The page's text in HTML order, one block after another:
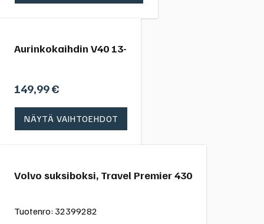
Aurinkokaihdin V40 13-
149,99€
NÄYTÄ VAIHTOEHDOT
Volvo suksiboksi, Travel Premier 430
Tuotenro: 32399282